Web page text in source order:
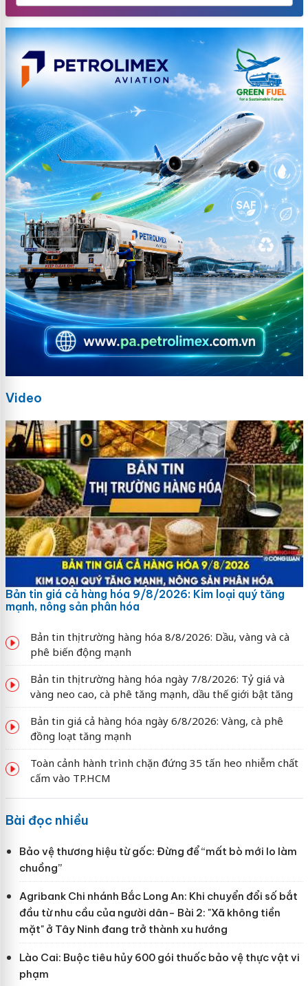
Video
Bản tin giá cả hàng hóa 9/8/2026: Kim loại quý tăng
mạnh, nông sản phân hóa
Bản tin thị trường hàng hóa 8/8/2026: Dầu, vàng và cà
phê biến động mạnh
Bản tin thị trường hàng hóa ngày 7/8/2026: Tỷ giá và
vàng neo cao, cà phê tăng mạnh, dầu thế giới bật tăng
Bản tin giá cả hàng hóa ngày 6/8/2026: Vàng, cà phê
đồng loạt tăng mạnh
Toàn cảnh hành trình chặn đứng 35 tấn heo nhiễm chất
cấm vào TP.HCM
Bài đọc nhiều
Bảo vệ thương hiệu từ gốc: Đừng để “mất bò mới lo làm
chuồng”
Agribank Chi nhánh Bắc Long An: Khi chuyển đổi số bắt
đầu từ nhu cầu của người dân- Bài 2: "Xã không tiền
mặt" ở Tây Ninh đang trở thành xu hướng
Lào Cai: Buộc tiêu hủy 600 gói thuốc bảo vệ thực vật vi
phạm